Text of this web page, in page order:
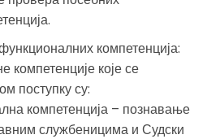
компетенција:
компетенције које се
поступку су:
компетенција – познавање
службеницима и Судски